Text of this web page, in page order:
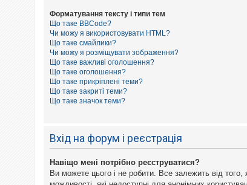
Форматування тексту і типи тем
Що таке BBCode?
Чи можу я використовувати HTML?
Що таке смайлики?
Чи можу я розміщувати зображення?
Що таке важливі оголошення?
Що таке оголошення?
Що таке прикріплені теми?
Що таке закриті теми?
Що таке значок теми?
Вхід на форум і реєстрація
Навіщо мені потрібно реєструватися?
Ви можете цього і не робити. Все залежить від